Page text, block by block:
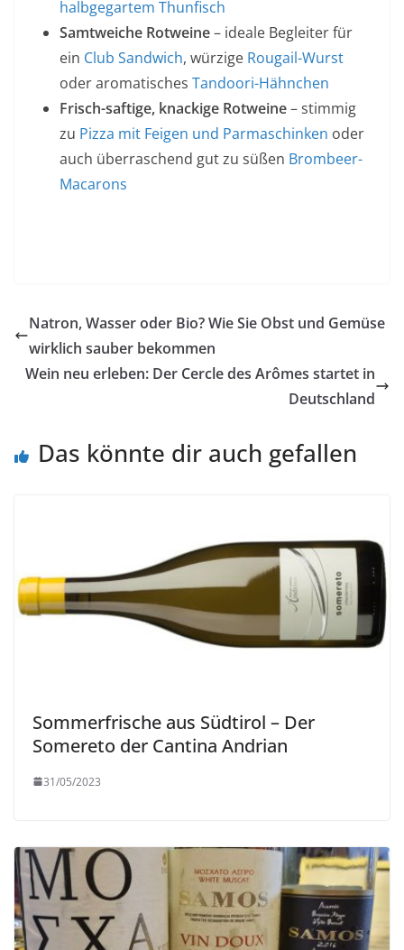
halbgegartem Thunfisch
Samtweiche Rotweine– ideale Begleiter für
ein Club Sandwich, würzige Rougail-Wurst
oder aromatisches Tandoori-Hähnchen
Frisch-saftige, knackige Rotweine– stimmig
zu Pizza mit Feigen und Parmaschinken oder
auch überraschend gut zu süßen Brombeer-
Macarons
Natron, Wasser oder Bio? Wie Sie Obst und Gemüse
wirklich sauber bekommen
Wein neu erleben: Der Cercle des Arômes startet in
Deutschland
Das könnte dir auch gefallen
Sommerfrische aus Südtirol – Der
Somereto der Cantina Andrian
31/05/2023